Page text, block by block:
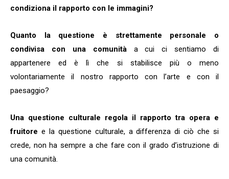
condiziona il rapporto con le immagini?
Quanto la questione è strettamente personale
o
condivisa con una comunitàa cui ci sentiamo di
appartenere ed è lì che si stabilisce più o meno
volontariamente il nostro rapporto con l’arte e con il
paesaggio?
Una questione culturale regola il rapporto tra opera e
fruitore e la questione culturale, a differenza di ciò che si
crede, non ha sempre a che fare con il grado d’istruzione di
una comunità.